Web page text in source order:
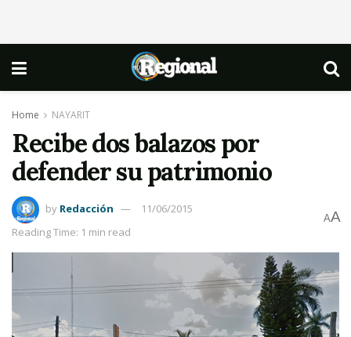
Home NAYARIT
Recibe dos balazos por
defender su patrimonio
by Redacción
11/06/2015
Reading Time: 1 min read
AA